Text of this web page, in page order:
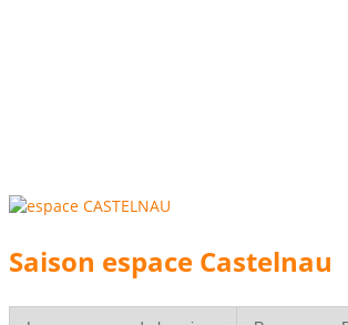
à
Saison espace Castelnau